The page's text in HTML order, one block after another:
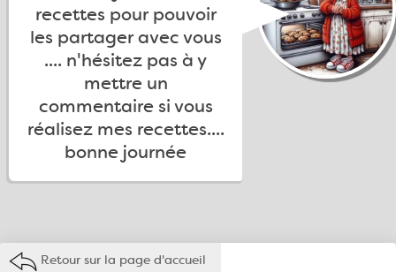
recettes pour pouvoir
les partager avec vous
.... n'hésitez pas à y
mettre un
commentaire si vous
réalisez mes recettes....
bonne journée
Retour sur la page d'accueil